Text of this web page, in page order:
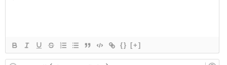
{} [+]